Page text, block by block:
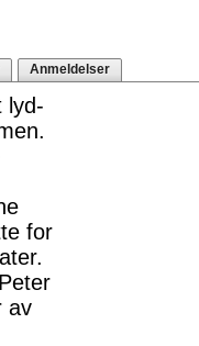
Anmeldelser
lyd-
for
av